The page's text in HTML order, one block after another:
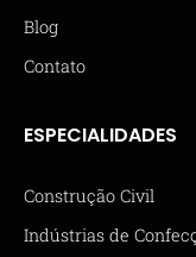
Blog
Contato
ESPECIALIDADES
Construção Civil
Indústrias de